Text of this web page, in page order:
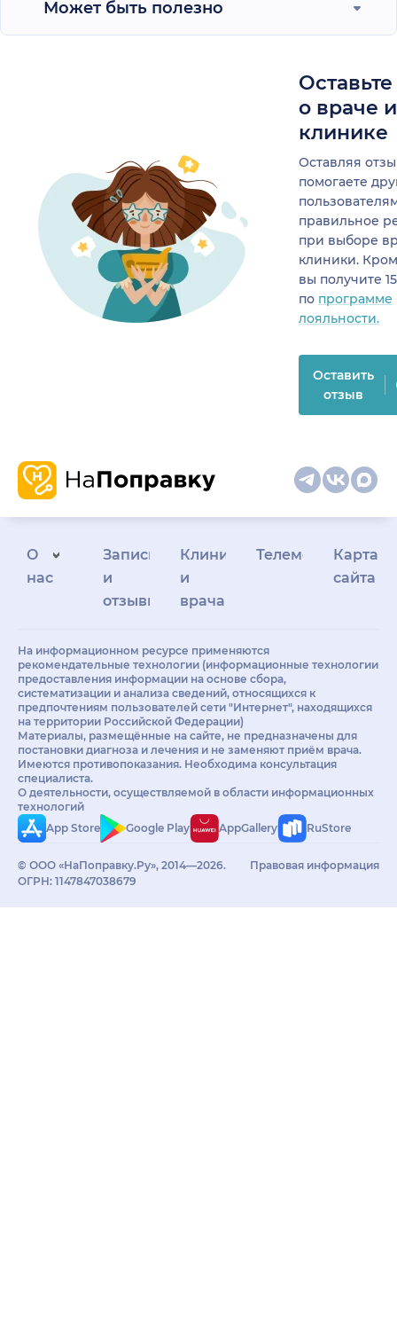
Может быть полезно
о враче
клинике
Оставляя
помогаете
правильное
при выборе
клиники.
вы получите
по программе
лояльности.
Оставить
отзыв
О
нас
Запись
и
отзывы
Клиникам
и
врачам
Телемедицина
Карта
сайта
На информационном ресурсе применяются
рекомендательные технологии (информационные технологии
предоставления информации на основе сбора,
систематизации и анализа сведений, относящихся к
предпочтениям пользователей сети "Интернет", находящихся
на территории Российской Федерации)
Материалы, размещённые на сайте, не предназначены для
постановки диагноза и лечения и не заменяют приём врача.
Имеются противопоказания. Необходима консультация
специалиста.
О деятельности, осуществляемой в области информационных
технологий
App Store
Google Play AppGallery RuStore
© ООО «НаПоправку.Ру», 2014—2026.
ОГРН: 1147847038679
Правовая информация